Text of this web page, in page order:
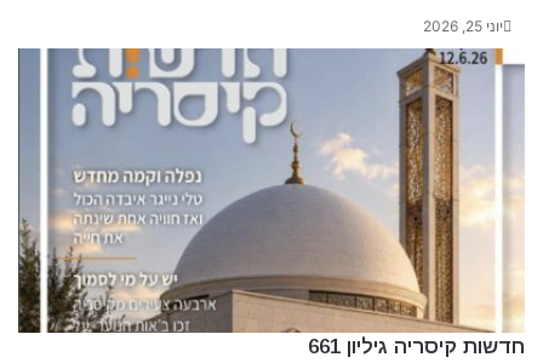
יוני 25, 2026
חדשות קיסריה גיליון 661